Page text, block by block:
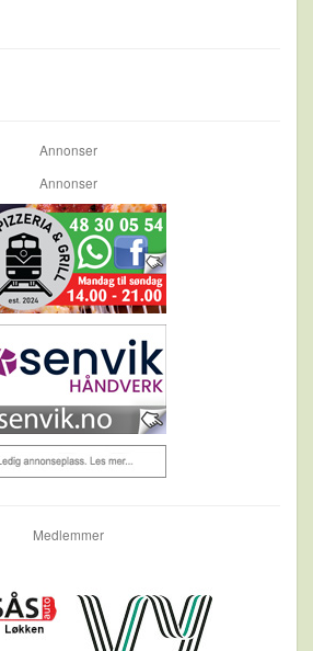
Annonser
Annonser
Medlemmer